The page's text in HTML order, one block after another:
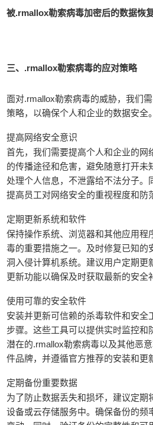
被.rmallox勒索病毒加密后的数据恢复
三、.rmallox勒索病毒的应对策略
面对.rmallox勒索病毒的威胁，我们
策略，以确保个人和企业的数据安全。
提高网络安全意识
首先，我们需要提高个人和企业的网
的传播途径和危害，避免随意打开未
处理个人信息，不泄露给不法分子。
提高员工对网络安全的重视程度和防
定期更新系统和软件
保持操作系统、浏览器和其他应用程
毒的重要措施之一。及时修复已知的
洞入侵计算机系统。建议用户定期更
更新功能以确保及时获取最新的安全
使用可靠的安全软件
安装并更新可信赖的杀毒软件和安全
步骤。这些工具可以提供实时监控和
潜在的.rmallox勒索病毒以及其他恶
件品牌，并遵循官方推荐的安装和更
定期备份重要数据
为了防止数据丢失和损坏，建议定期
设备或云存储服务中。确保备份的频